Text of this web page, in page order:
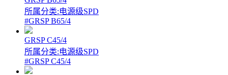
所属分类:电源级SPD
#GRSP B65/4
GRSP C45/4
所属分类:电源级SPD
#GRSP C45/4